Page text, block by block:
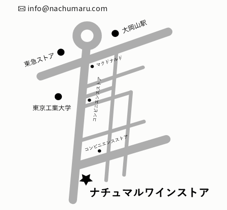
info@nachumaru.com